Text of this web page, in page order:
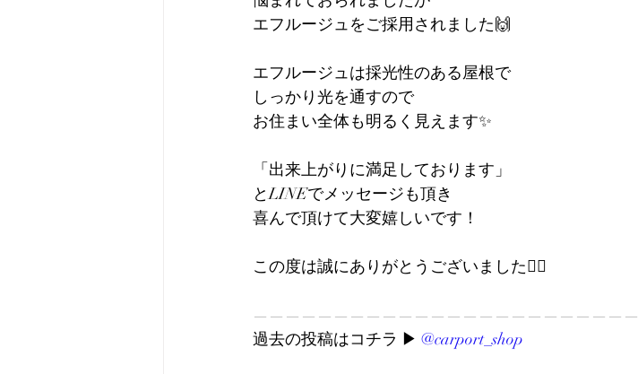
エフルージュをご採用されました🙌
エフルージュは採光性のある屋根で
しっかり光を通すので
お住まい全体も明るく見えます✨
「出来上がりに満足しております」
とLINEでメッセージも頂き
喜んで頂けて大変嬉しいです！
この度は誠にありがとうございました🙇‍♀️
————————————————————————
過去の投稿はコチラ ▶︎ @carport_shop